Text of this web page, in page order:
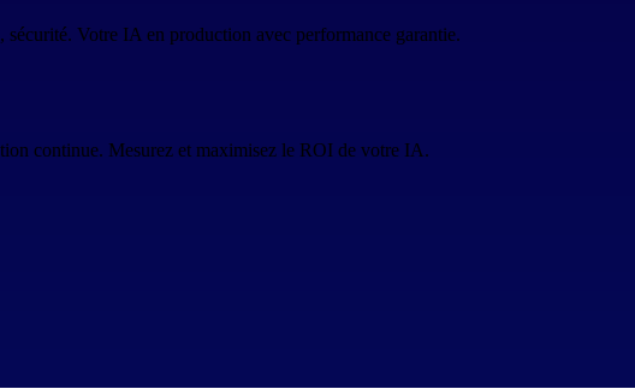
Votre IA en production avec performance garantie.
continue. Mesurez et maximisez le ROI de votre IA.